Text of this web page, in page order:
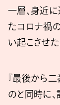
一層、身近
たコロナ禍
い起こさせた
『最後から二
のと同時に